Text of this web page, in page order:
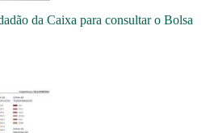
da Caixa para consultar o Bolsa